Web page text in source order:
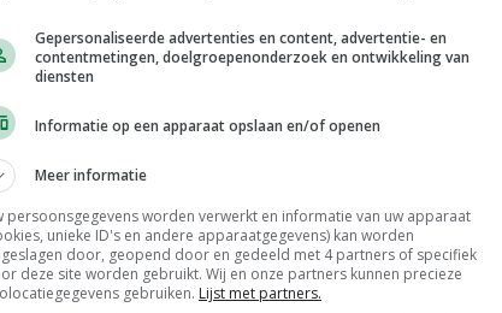
Inzet mechanisatie bepalend voor
Aantasting cichorei door
witlofmineervlieg
07-07-2020
Gepersonaliseerde advertenties en content, advertentie- en
contentmetingen, doelgroepenonderzoek en ontwikkeling van
diensten
Informatie op een apparaat opslaan en/of openen
Meer informatie
persoonsgegevens worden verwerkt en informatie van uw apparaat
unieke ID's en andere apparaatgegevens) kan worden
door, geopend door en gedeeld met 4 partners of specifiek
deze site worden gebruikt. Wij en onze partners kunnen precieze
gebruiken. Lijst met partners.